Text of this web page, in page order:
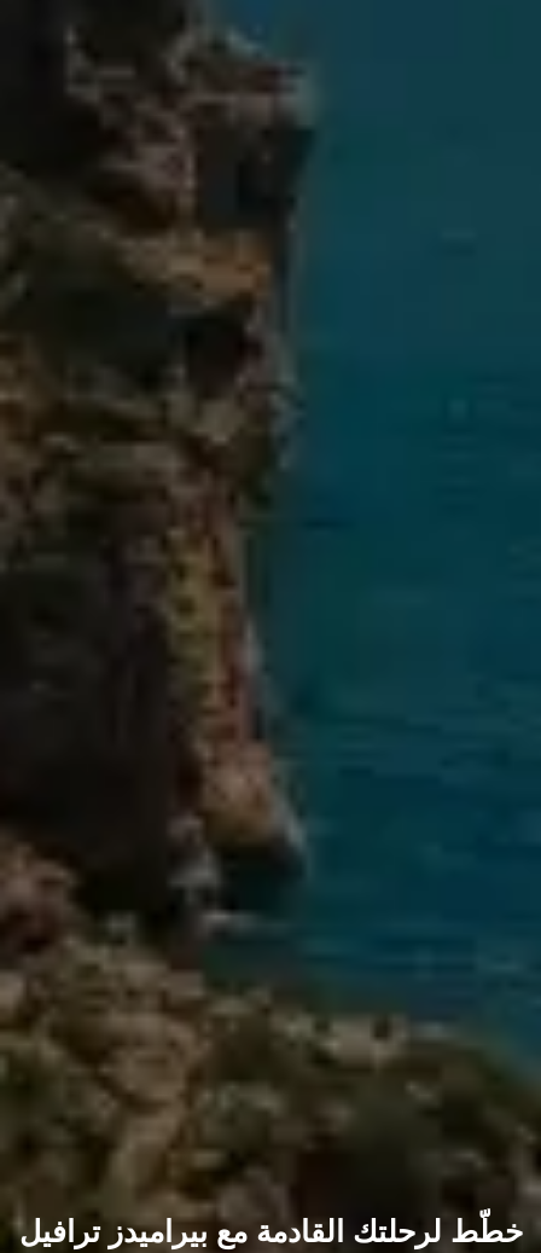
خطّط لرحلتك القادمة مع بيراميدز ترافيل